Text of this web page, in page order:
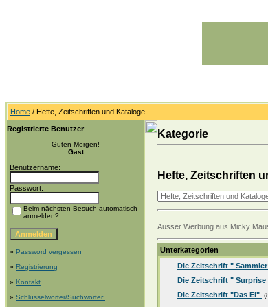
Home / Hefte, Zeitschriften und Kataloge
Registrierte Benutzer
Guten Morgen!
Gast
Benutzername:
Passwort:
Beim nächsten Besuch automatisch
anmelden?
» Password vergessen
» Registrierung
» Kontakt
» Schlüsselwörter/Suchwörter:
Kategorie
Hefte, Zeitschriften
Ausser Werbung aus Micky
Unterkategorien
Die Zeitschrift "
Die Zeitschrift " Surprise
Die Zeitschrift "Das Ei"